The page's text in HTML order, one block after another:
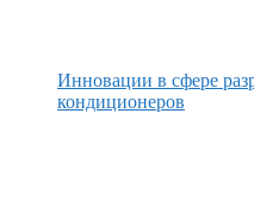
Инновации в сфере
кондиционеров